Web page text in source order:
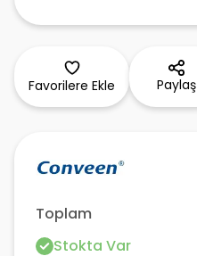
Favorilere Ekle Paylaş
Toplam
Stokta Var